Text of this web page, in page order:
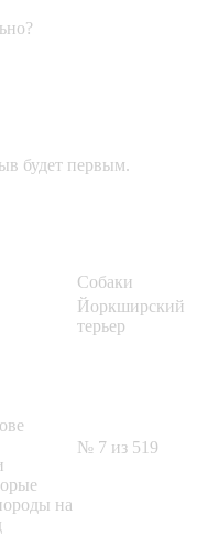
будет первым.
Собаки
Йоркширский
терьер
на
№ 7 из 519